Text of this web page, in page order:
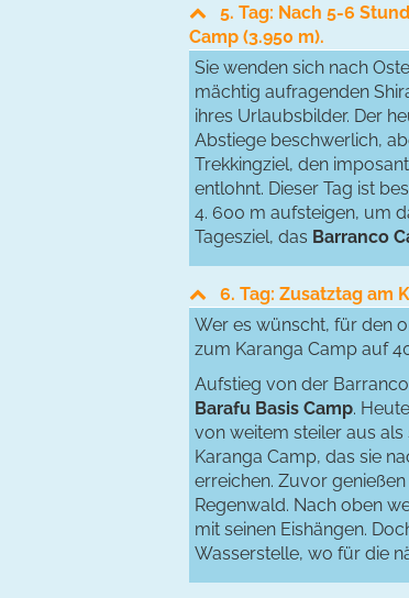
5. Tag: Nach 5-6
Camp (3.950 m).
Sie wenden sich nach
mächtig aufragenden
ihres Urlaubsbilder. Der
Abstiege beschwerlich,
Trekkingziel, den
entlohnt. Dieser Tag ist
4. 600 m aufsteigen, um
Tagesziel, das Barranco
6. Tag: Zusatztag am
Wer es wünscht, für den
zum Karanga Camp auf
Aufstieg von der
Barafu Basis Camp.
von weitem steiler aus
Karanga Camp, das sie
erreichen. Zuvor
Regenwald. Nach oben
mit seinen Eishängen.
Wasserstelle, wo für die